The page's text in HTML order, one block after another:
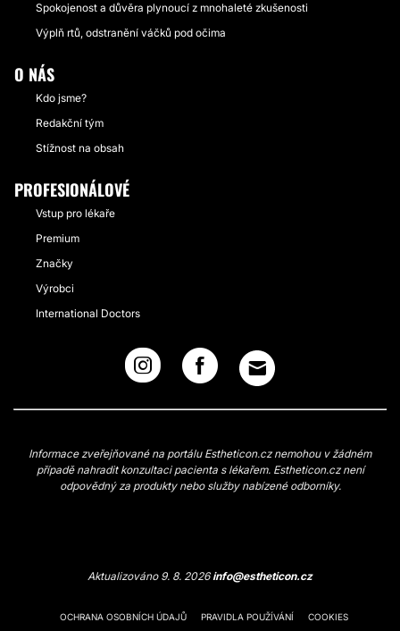
Spokojenost a důvěra plynoucí z mnohaleté zkušenosti
Výplň rtů, odstranění váčků pod očima
O NÁS
Kdo jsme?
Redakční tým
Stížnost na obsah
PROFESIONÁLOVÉ
Vstup pro lékaře
Premium
Značky
Výrobci
International Doctors
Informace zveřejňované na portálu Estheticon.cz nemohou v žádném
případě nahradit konzultaci pacienta s lékařem. Estheticon.cz není
odpovědný za produkty nebo služby nabízené odborníky.
Aktualizováno 9. 8. 2026info@estheticon.cz
OCHRANA OSOBNÍCH ÚDAJŮ PRAVIDLA POUŽÍVÁNÍ COOKIES